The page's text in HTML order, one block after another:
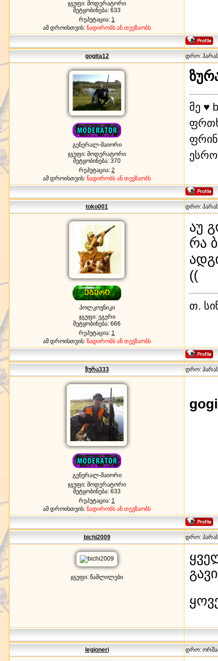
ჯგუფი: მოდერატორი
შეტყობინება: 633
რეპუტაცია: 1
ამ დროისთვის: ნადირობს ან თევზაობს
gogita12 დრო:
გენერალ-მაიორი
ჯგუფი: მოდერატორი
შეტყობინება: 370
რეპუტაცია: 2
ამ დროისთვის: ნადირობს ან თევზაობს
მე ♥
toko001 დრო:
პოლკოვნიკი
ჯგუფი: ეგერი
შეტყობინება: 666
რეპუტაცია: 1
ამ დროისთვის: ნადირობს ან თევზაობს
აუ
რა
((
თ.
ზურა333 დრო:
გენერალ-მაიორი
ჯგუფი: მოდერატორი
შეტყობინება: 633
რეპუტაცია: 1
ამ დროისთვის: ნადირობს ან თევზაობს
bichi2009 დრო:
ჯგუფი: წაშლილები
legioneri დრო: